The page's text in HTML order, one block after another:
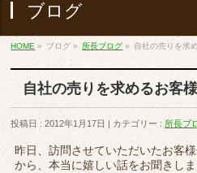
ブログ
HOME » ブログ » 所長ブログ » 自社の売りを求
自社の売りを求めるお客
投稿日 : 2012年1月17日 カテゴリー : 所長ブ
昨日、訪問させていただいたお客
から、本当に嬉しい話をお聞きし